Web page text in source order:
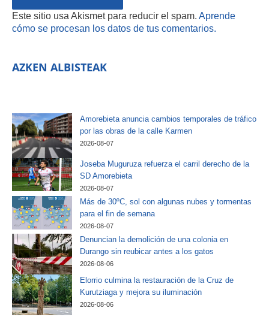
Este sitio usa Akismet para reducir el spam. Aprende
cómo se procesan los datos de tus comentarios.
AZKEN ALBISTEAK
Amorebieta anuncia cambios temporales de tráfico
por las obras de la calle Karmen
2026-08-07
Joseba Muguruza refuerza el carril derecho de la
SD Amorebieta
2026-08-07
Más de 30ºC, sol con algunas nubes y tormentas
para el fin de semana
2026-08-07
Denuncian la demolición de una colonia en
Durango sin reubicar antes a los gatos
2026-08-06
Elorrio culmina la restauración de la Cruz de
Kurutziaga y mejora su iluminación
2026-08-06